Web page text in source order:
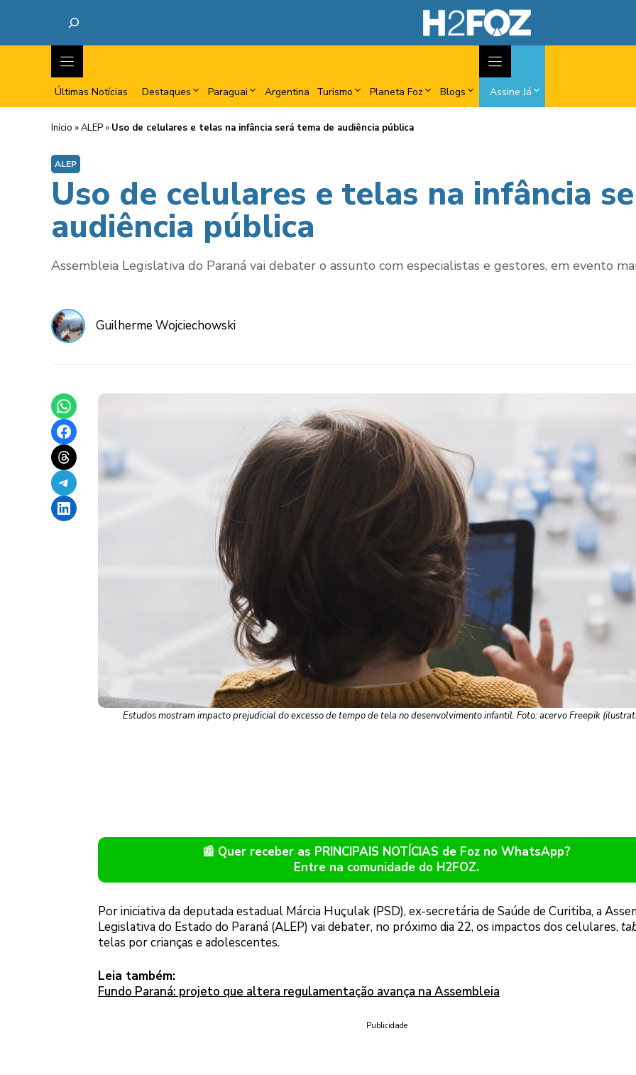
Últimas Notícias Destaques Paraguai Argentina Turismo Planeta Foz Blogs Assine Já
Início »ALEP » Uso de celulares e telas na infância será tema de audiência pública
ALEP
Uso de celulares e telas na infância
audiência pública
Assembleia Legislativa do Paraná vai debater o assunto com especialistas e gestores, em evento
Guilherme Wojciechowski
Share on WhatsApp
Share on Facebook
Share on Threads
Share on Telegram
Share on LinkedIn
Estudos mostram impacto prejudicial do excesso de tempo de tela no desenvolvimento infantil. Foto: acervo Freepik
📰 Quer receber as PRINCIPAIS NOTÍCIAS de Foz no WhatsApp?
Entre na comunidade do H2FOZ.
Por iniciativa da deputada estadual Márcia Huçulak (PSD), ex-secretária de Saúde de Curitiba, a
Legislativa do Estado do Paraná (ALEP) vai debater, no próximo dia 22, os impactos dos celulares,
telas por crianças e adolescentes.
Leia também:
Fundo Paraná: projeto que altera regulamentação avança na Assembleia
Publicidade